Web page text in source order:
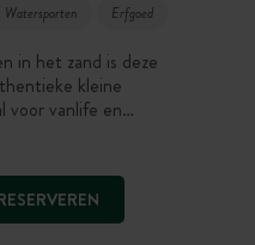
Watersporten Erfgoed
in het zand is deze
kleine
voor vanlife en
& Wood tent
van het strand.
kies voor een